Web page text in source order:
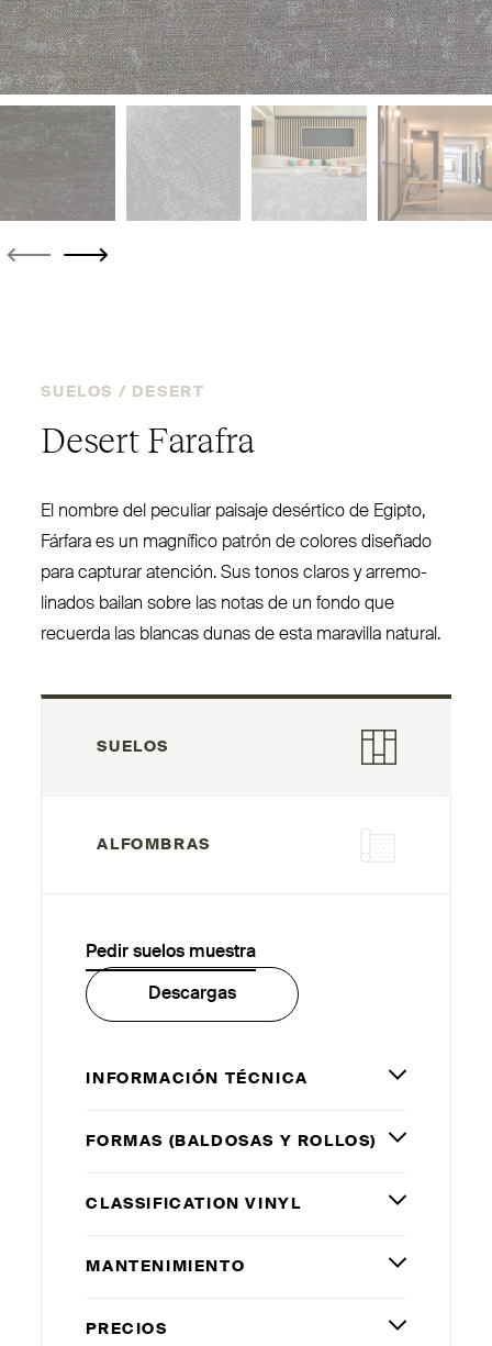
SUELOS / DESERT
Desert Farafra
El nombre del peculiar paisaje desértico de Egipto,
Fárfara es un magnífico patrón de colores diseñado
para capturar atención. Sus tonos claros y arre­mo­
linados bailan sobre las notas de un fondo que
recuerda las blancas dunas de esta maravilla natural.
SUELOS
ALFOMBRAS
Pedir suelos muestra
Descargas
INFORMACIÓN TÉCNICA
FORMAS (BALDOSAS Y ROLLOS)
CLASSIFICATION VINYL
MANTENIMIENTO
PRECIOS